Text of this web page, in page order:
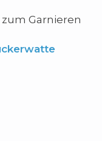
Garnieren